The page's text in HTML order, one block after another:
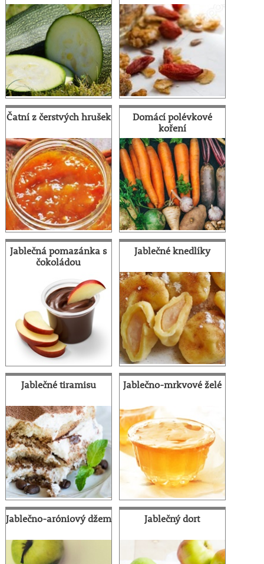
Čatní z čerstvých hrušek
Domácí polévkové
koření
Jablečná pomazánka s
čokoládou
Jablečné knedlíky
Jablečné tiramisu Jablečno-mrkvové želé
Jablečno-aróniový džem Jablečný dort